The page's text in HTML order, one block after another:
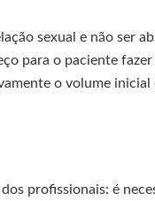
sexual e não ser
para o paciente
o volume inicial
profissionais: é